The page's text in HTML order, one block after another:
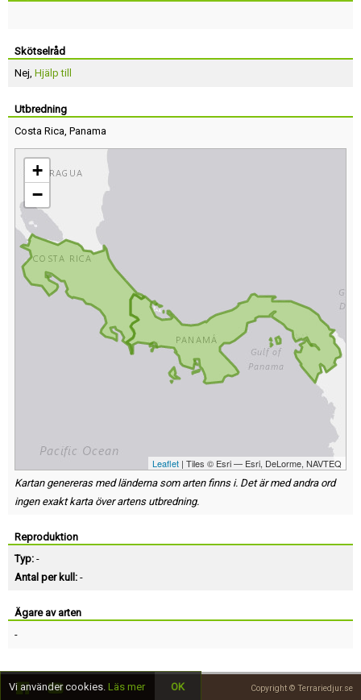
Skötselråd
Nej, Hjälp till
Utbredning
Costa Rica, Panama
+
−
Leaflet | Tiles © Esri — Esri, DeLorme, NAVTEQ
Kartan genereras med länderna som arten finns i. Det är med andra ord
ingen exakt karta över artens utbredning.
Reproduktion
Typ: -
Antal per kull: -
Ägare av arten
-
Copyright © Terrariedjur.se
Vi använder cookies. Läs mer OK